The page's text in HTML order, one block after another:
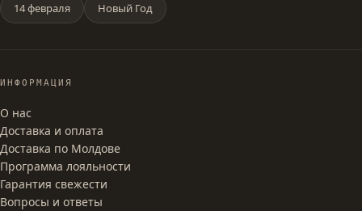
14 февраля Новый Год
ИНФОРМАЦИЯ
О нас
Доставка и оплата
Доставка по Молдове
Программа лояльности
Гарантия свежести
Вопросы и ответы